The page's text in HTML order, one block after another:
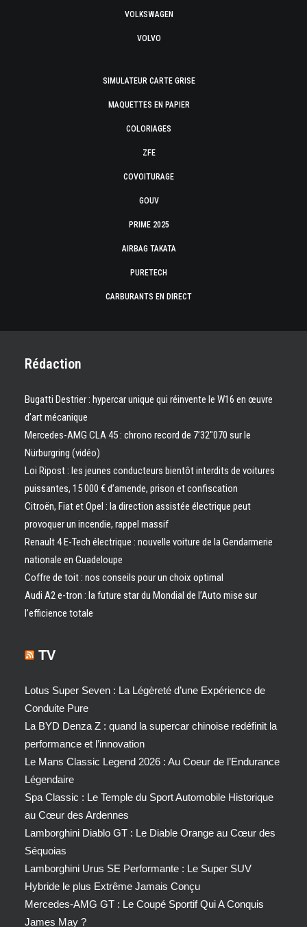
VOLKSWAGEN
VOLVO
SIMULATEUR CARTE GRISE
MAQUETTES EN PAPIER
COLORIAGES
ZFE
COVOITURAGE
GOUV
PRIME 2025
AIRBAG TAKATA
PURETECH
CARBURANTS EN DIRECT
Rédaction
Bugatti Destrier : hypercar unique qui réinvente le W16 en œuvre
d’art mécanique
Mercedes-AMG CLA 45 : chrono record de 7’32″070 sur le
Nürburgring (vidéo)
Loi Ripost : les jeunes conducteurs bientôt interdits de voitures
puissantes, 15 000 € d’amende, prison et confiscation
Citroën, Fiat et Opel : la direction assistée électrique peut
provoquer un incendie, rappel massif
Renault 4 E-Tech électrique : nouvelle voiture de la Gendarmerie
nationale en Guadeloupe
Coffre de toit : nos conseils pour un choix optimal
Audi A2 e-tron : la future star du Mondial de l’Auto mise sur
l’efficience totale
TV
Lotus Super Seven : La Légèreté d’une Expérience de
Conduite Pure
La BYD Denza Z : quand la supercar chinoise redéfinit la
performance et l’innovation
Le Mans Classic Legend 2026 : Au Coeur de l’Endurance
Légendaire
Spa Classic : Le Temple du Sport Automobile Historique
au Cœur des Ardennes
Lamborghini Diablo GT : Le Diable Orange au Cœur des
Séquoias
Lamborghini Urus SE Performante : Le Super SUV
Hybride le plus Extrême Jamais Conçu
Mercedes-AMG GT : Le Coupé Sportif Qui A Conquis
James May ?